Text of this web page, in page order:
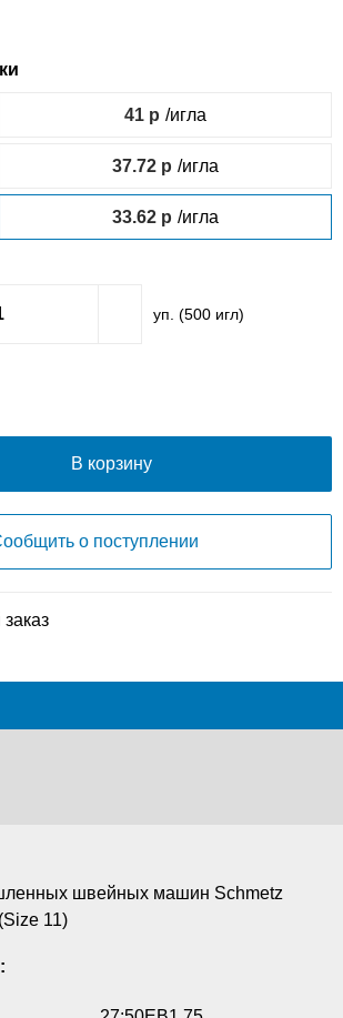
41 /игла
37.72 /игла
33.62 /игла
уп. (500игл)
В корзину
о поступлении
швейных машин Schmetz
11)